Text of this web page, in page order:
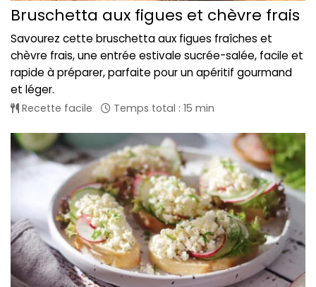
Bruschetta aux figues et chèvre frais
Savourez cette bruschetta aux figues fraîches et
chèvre frais, une entrée estivale sucrée-salée, facile et
rapide à préparer, parfaite pour un apéritif gourmand
et léger.
Recette facile Temps total : 15 min